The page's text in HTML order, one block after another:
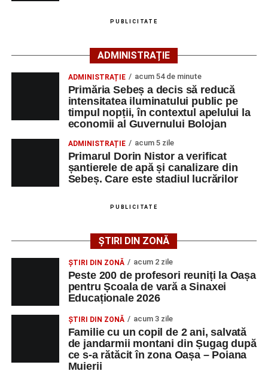
Lista publicată de AJOFM Alba include, pe lângă
denumirea posturilor vacante din Săsciori, și datele de
contact ale angajatorilor, precum numere de telefon și
adrese de e-mail, pentru ca persoanele interesate să
poată solicita detalii despre condițiile de angajare,
programul de lucru și procesul de recrutare.
Mai jos puteți consulta lista completă a locurilor de
muncă disponibile în comuna Săsciori la data de 4
AGENT OCUPAŢIA
NR.
NR.
Technology Srl
OPERATOR LA
MASINI-UNELTE
NUMERICA
1 0752826367
PUBLICITATE
ADMINISTRAȚIE
ADMINISTRAȚIE acum 54 de minute
Primăria Sebeș a decis să reducă
intensitatea iluminatului public pe
timpul nopții, în contextul apelului la
economii al Guvernului Bolojan
ADMINISTRAȚIE acum 5 zile
Primarul Dorin Nistor a verificat
șantierele de apă și canalizare din
Sebeș. Care este stadiul lucrărilor
PUBLICITATE
ȘTIRI DIN ZONĂ
ȘTIRI DIN ZONĂ acum 2 zile
Peste 200 de profesori reuniți la Oașa
pentru Școala de vară a Sinaxei
Educaționale 2026
ȘTIRI DIN ZONĂ acum 3 zile
Familie cu un copil de 2 ani, salvată
de jandarmii montani din Șugag după
ce s-a rătăcit în zona Oașa – Poiana
Muierii